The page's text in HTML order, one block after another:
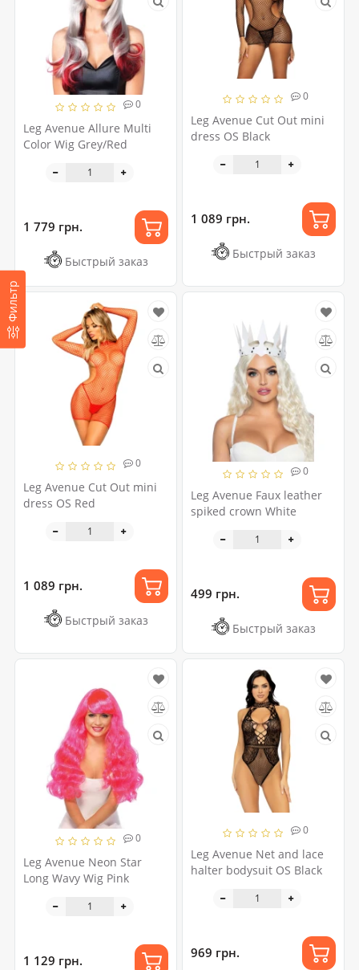
Фильтр
0
Leg Avenue Allure Multi
Color Wig Grey/Red
1 779 грн.
Быстрый заказ
0
Leg Avenue Cut Out mini
dress OS Black
1 089 грн.
Быстрый заказ
0
Leg Avenue Cut Out mini
dress OS Red
1 089 грн.
Быстрый заказ
0
Leg Avenue Faux leather
spiked crown White
499 грн.
Быстрый заказ
0
Leg Avenue Neon Star
Long Wavy Wig Pink
1 129 грн.
0
Leg Avenue Net and lace
halter bodysuit OS Black
969 грн.